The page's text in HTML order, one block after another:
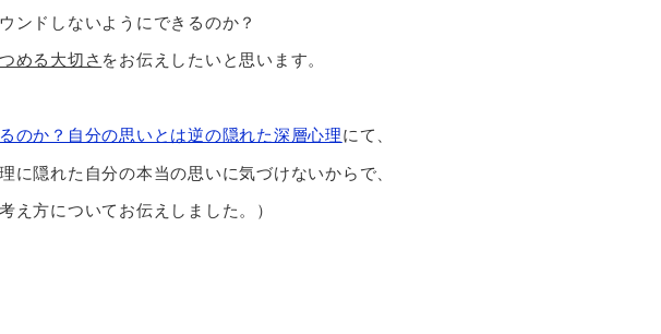
ンドしないようにできるのか？
める大切さ をお伝えしたいと思います。
のか？自分の思いとは逆の隠れた深層心理にて、
に隠れた自分の本当の思いに気づけないからで、
え方についてお伝えしました。）